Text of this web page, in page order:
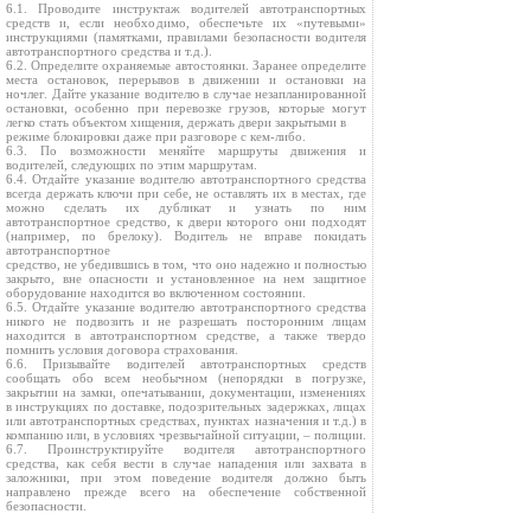
6.1. Проводите инструктаж водителей автотранспортных
средств и, если необходимо, обеспечьте их «путевыми»
инструкциями (памятками, правилами безопасности водителя
автотранспортного средства и т.д.).
6.2. Определите охраняемые автостоянки. Заранее определите
места остановок, перерывов в движении и остановки на
ночлег. Дайте указание водителю в случае незапланированной
остановки, особенно при перевозке грузов, которые могут
легко стать объектом хищения, держать двери закрытыми в
режиме блокировки даже при разговоре с кем-либо.
6.3. По возможности меняйте маршруты движения и
водителей, следующих по этим маршрутам.
6.4. Отдайте указание водителю автотранспортного средства
всегда держать ключи при себе, не оставлять их в местах, где
можно сделать их дубликат и узнать по ним
автотранспортное средство, к двери которого они подходят
(например, по брелоку). Водитель не вправе покидать
автотранспортное
средство, не убедившись в том, что оно надежно и полностью
закрыто, вне опасности и установленное на нем защитное
оборудование находится во включенном состоянии.
6.5. Отдайте указание водителю автотранспортного средства
никого не подвозить и не разрешать посторонним лицам
находится в автотранспортном средстве, а также твердо
помнить условия договора страхования.
6.6. Призывайте водителей автотранспортных средств
сообщать обо всем необычном (непорядки в погрузке,
закрытии на замки, опечатывании, документации, изменениях
в инструкциях по доставке, подозрительных задержках, лицах
или автотранспортных средствах, пунктах назначения и т.д.) в
компанию или, в условиях чрезвычайной ситуации, – полиции.
6.7. Проинструктируйте водителя автотранспортного
средства, как себя вести в случае нападения или захвата в
заложники, при этом поведение водителя должно быть
направлено прежде всего на обеспечение собственной
безопасности.